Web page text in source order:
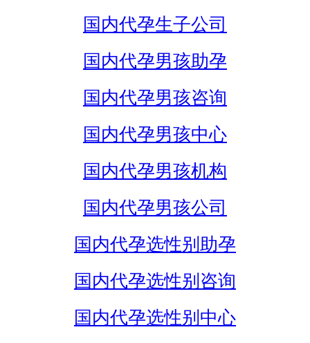
国内代孕生子公司
国内代孕男孩助孕
国内代孕男孩咨询
国内代孕男孩中心
国内代孕男孩机构
国内代孕男孩公司
国内代孕选性别助孕
国内代孕选性别咨询
国内代孕选性别中心